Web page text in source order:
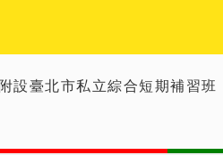
附設臺北市私立綜合短期補習班